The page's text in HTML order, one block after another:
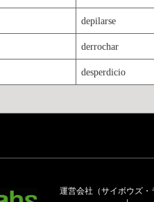
depilarse
derrochar
desperdicio
運営会社（サイボウズ・